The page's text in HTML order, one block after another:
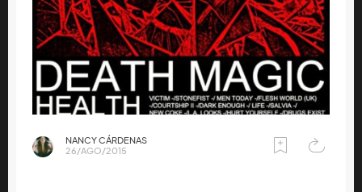
NANCY CÁRDENAS
26/AGO/2015